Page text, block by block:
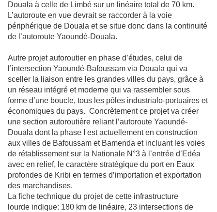
Douala à celle de Limbé sur un linéaire total de 70 km.
L’autoroute en vue devrait se raccorder à la voie
périphérique de Douala et se situe donc dans la continuité
de l’autoroute Yaoundé-Douala.
Autre projet autoroutier en phase d’études, celui de
l’intersection Yaoundé-Bafoussam via Douala qui va
sceller la liaison entre les grandes villes du pays, grâce à
un réseau intégré et moderne qui va rassembler sous
forme d’une boucle, tous les pôles industrialo-portuaires et
économiques du pays. Concrètement ce projet va créer
une section autoroutière reliant l’autoroute Yaoundé-
Douala dont la phase I est actuellement en construction
aux villes de Bafoussam et Bamenda et incluant les voies
de rétablissement sur la Nationale N°3 à l’entrée d’Edéa
avec en relief, le caractère stratégique du port en Eaux
profondes de Kribi en termes d’importation et exportation
des marchandises.
La fiche technique du projet de cette infrastructure
lourde indique: 180 km de linéaire, 23 intersections de